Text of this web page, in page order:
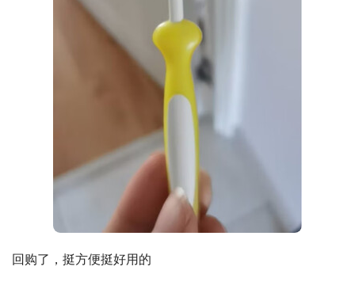
回购了，挺方便挺好用的